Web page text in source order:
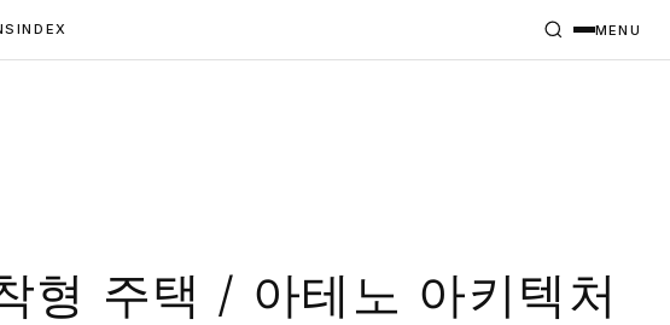
INDEX MENU
형 주택 / 아테노 아키텍처